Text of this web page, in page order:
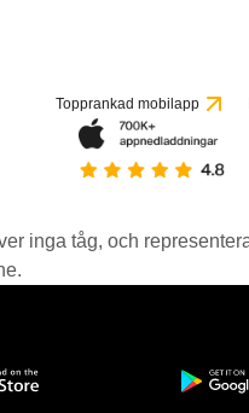
Topprankad mobilapp
inga tåg, och